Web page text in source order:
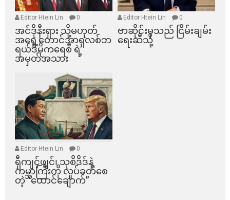
Editor Htein Lin 0
အင်ဒိုနီးရှား သို့မဟုတ်
အရှေ့တောင်အာရှလစ်ဘ
ရယ်ဒီမိုကရေစီ ရဲ့
အမှတ်အသား
Editor Htein Lin 0
ဗာဆိုင်းမှသည် ငြိမ်းချမ်း
ရေးဆီသို့
Editor Htein Lin 0
ရှီကျင့်ဖျင်၊ သုစိဒိဒ်နဲ့
ကမ္ဘာကြီးကို လှုပ်ခတ်စေ
တဲ့ “ထောင်ချောက်”